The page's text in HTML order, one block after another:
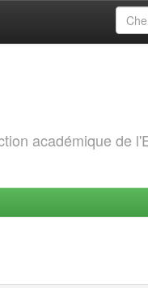
académique de